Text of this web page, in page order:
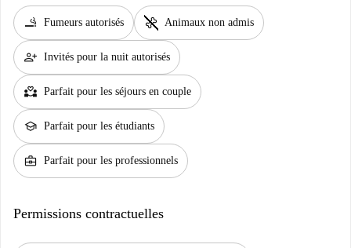
urbain et dynamique avec cette location idéale.
smoking_rooms Fumeurs autorisés pet_supplies Animaux non admis
person_add Invités pour la nuit autorisés
partner_heart Parfait pour les séjours en couple
school Parfait pour les étudiants
business_center Parfait pour les professionnels
Permissions contractuelles